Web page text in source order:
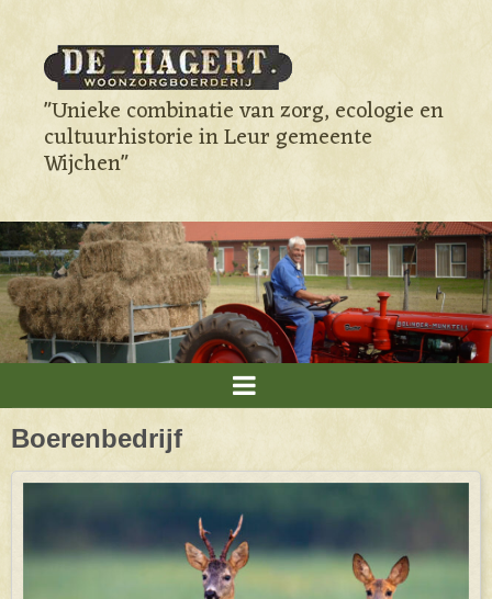
"Unieke combinatie van zorg, ecologie en
cultuurhistorie in Leur gemeente
Wijchen"
Boerenbedrijf